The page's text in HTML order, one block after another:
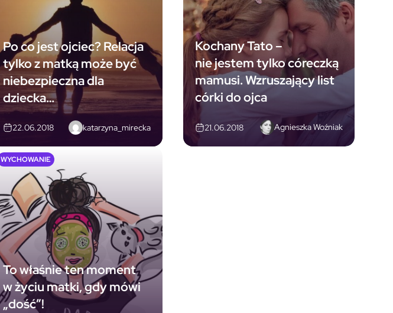
Po co jest ojciec? Relacja
tylko z matką może być
niebezpieczna dla
dziecka…
22.06.2018 katarzyna_mirecka
Kochany Tato –
nie jestem tylko córeczką
mamusi. Wzruszający list
córki do ojca
21.06.2018 Agnieszka Woźniak
To właśnie ten moment
w życiu matki, gdy mówi
„dość”!
WYCHOWANIE